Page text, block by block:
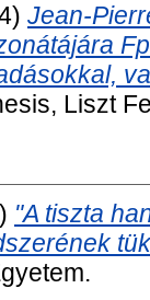
Jean-
Liszt
"A tiszta